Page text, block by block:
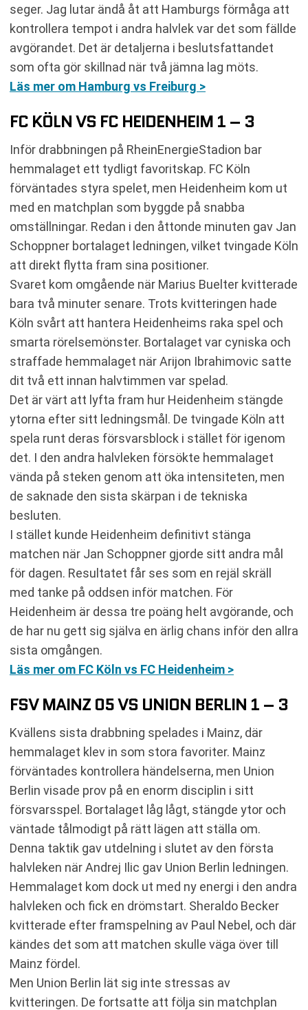
seger. Jag lutar ändå åt att Hamburgs förmåga att
kontrollera tempot i andra halvlek var det som fällde
avgörandet. Det är detaljerna i beslutsfattandet
som ofta gör skillnad när två jämna lag möts.
Läs mer om Hamburg vs Freiburg >
FC KÖLN VS FC HEIDENHEIM 1 – 3
Inför drabbningen på RheinEnergieStadion bar
hemmalaget ett tydligt favoritskap. FC Köln
förväntades styra spelet, men Heidenheim kom ut
med en matchplan som byggde på snabba
omställningar. Redan i den åttonde minuten gav Jan
Schoppner bortalaget ledningen, vilket tvingade Köln
att direkt flytta fram sina positioner.
Svaret kom omgående när Marius Buelter kvitterade
bara två minuter senare. Trots kvitteringen hade
Köln svårt att hantera Heidenheims raka spel och
smarta rörelsemönster. Bortalaget var cyniska och
straffade hemmalaget när Arijon Ibrahimovic satte
dit två ett innan halvtimmen var spelad.
Det är värt att lyfta fram hur Heidenheim stängde
ytorna efter sitt ledningsmål. De tvingade Köln att
spela runt deras försvarsblock i stället för igenom
det. I den andra halvleken försökte hemmalaget
vända på steken genom att öka intensiteten, men
de saknade den sista skärpan i de tekniska
besluten.
I stället kunde Heidenheim definitivt stänga
matchen när Jan Schoppner gjorde sitt andra mål
för dagen. Resultatet får ses som en rejäl skräll
med tanke på oddsen inför matchen. För
Heidenheim är dessa tre poäng helt avgörande, och
de har nu gett sig själva en ärlig chans inför den allra
sista omgången.
Läs mer om FC Köln vs FC Heidenheim >
FSV MAINZ 05 VS UNION BERLIN 1 – 3
Kvällens sista drabbning spelades i Mainz, där
hemmalaget klev in som stora favoriter. Mainz
förväntades kontrollera händelserna, men Union
Berlin visade prov på en enorm disciplin i sitt
försvarsspel. Bortalaget låg lågt, stängde ytor och
väntade tålmodigt på rätt lägen att ställa om.
Denna taktik gav utdelning i slutet av den första
halvleken när Andrej Ilic gav Union Berlin ledningen.
Hemmalaget kom dock ut med ny energi i den andra
halvleken och fick en drömstart. Sheraldo Becker
kvitterade efter framspelning av Paul Nebel, och där
kändes det som att matchen skulle väga över till
Mainz fördel.
Men Union Berlin lät sig inte stressas av
kvitteringen. De fortsatte att följa sin matchplan